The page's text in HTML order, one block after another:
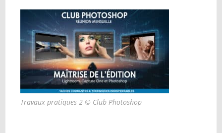
Travaux pratiques 2 © Club Photoshop